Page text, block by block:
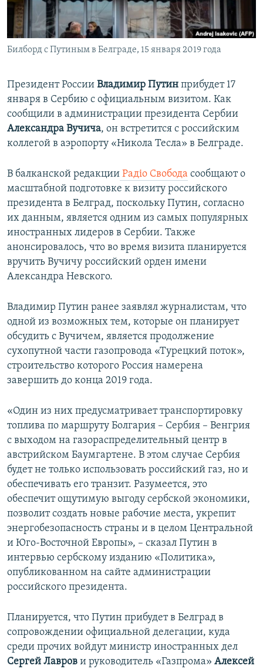
ПОБЕДИТЕЛЕЙ НЕ СУДЯТ?
КРЫМ.НЕПОКОРЕННЫЙ
ELIFBE
ПРИСОЕДИНЯЙТЕСЬ!
Все сайты RFE/RL
Билборд с Путиным в Белграде, 15 января 2019 года
Президент России Владимир Путин прибудет 17
января в Сербию с официальным визитом. Как
сообщили в администрации президента Сербии
Александра Вучича, он встретится с российским
коллегой в аэропорту «Никола Тесла» в Белграде.
В балканской редакции Радіо Свобода сообщают о
масштабной подготовке к визиту российского
президента в Белград, поскольку Путин, согласно
их данным, является одним из самых популярных
иностранных лидеров в Сербии. Также
анонсировалось, что во время визита планируется
вручить Вучичу российский орден имени
Александра Невского.
Владимир Путин ранее заявлял журналистам, что
одной из возможных тем, которые он планирует
обсудить с Вучичем, является продолжение
сухопутной части газопровода «Турецкий поток»,
строительство которого Россия намерена
завершить до конца 2019 года.
«Один из них предусматривает транспортировку
топлива по маршруту Болгария – Сербия – Венгрия
с выходом на газораспределительный центр в
австрийском Баумгартене. В этом случае Сербия
будет не только использовать российский газ, но и
обеспечивать его транзит. Разумеется, это
обеспечит ощутимую выгоду сербской экономики,
позволит создать новые рабочие места, укрепит
энергобезопасность страны и в целом Центральной
и Юго-Восточной Европы», – сказал Путин в
интервью сербскому изданию «Политика»,
опубликованном на сайте администрации
российского президента.
Планируется, что Путин прибудет в Белград в
сопровождении официальной делегации, куда
среди прочих войдут министр иностранных дел
Сергей Лавров и руководитель «Газпрома» Алексей